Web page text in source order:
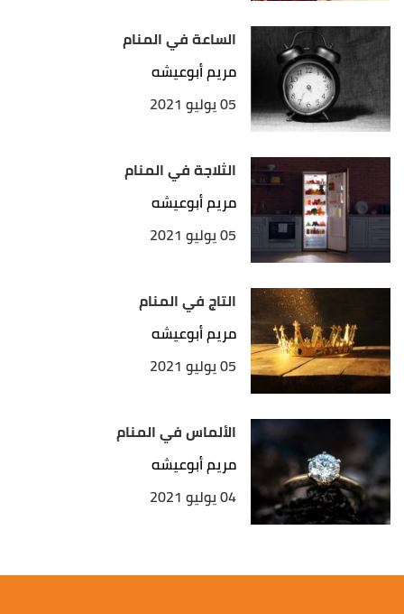
الساعة في المنام
مريم أبوعيشه
05 يوليو 2021
الثلاجة في المنام
مريم أبوعيشه
05 يوليو 2021
التاج في المنام
مريم أبوعيشه
05 يوليو 2021
الألماس في المنام
مريم أبوعيشه
04 يوليو 2021